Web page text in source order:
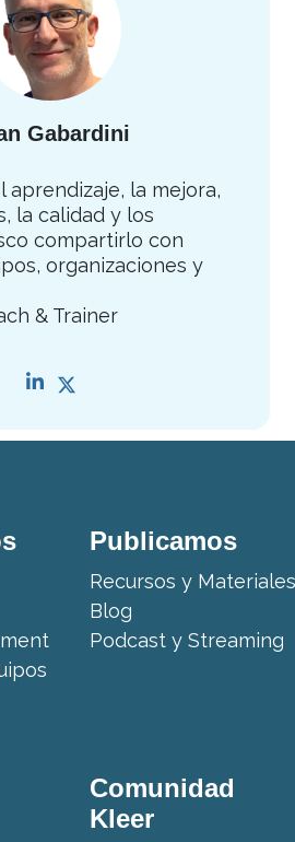
Gabardini
aprendizaje, la mejora,
la calidad y los
compartirlo con
organizaciones y
& Trainer
Publicamos
Recursos y Materiales
Blog
Podcast y Streaming
Comunidad
Kleer